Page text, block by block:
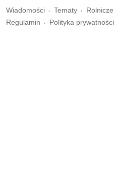
Wiadomości Tematy
Regulamin
Polityka prywatności